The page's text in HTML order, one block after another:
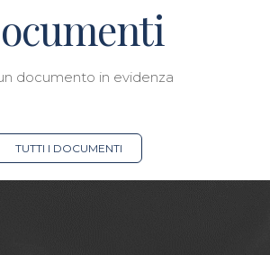
documento in evidenza
TUTTI I DOCUMENTI